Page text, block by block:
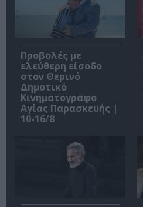
Προβολές με
ελεύθερη είσοδο
στον Θερινό
Δημοτικό
Κινηματογράφο
Αγίας Παρασκευής |
10-16/8